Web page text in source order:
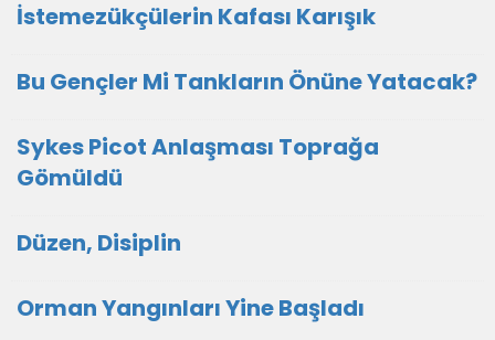
İstemezükçülerin Kafası Karışık
Bu Gençler Mi Tankların Önüne Yatacak?
Sykes Picot Anlaşması Toprağa
Gömüldü
Düzen, Disiplin
Orman Yangınları Yine Başladı